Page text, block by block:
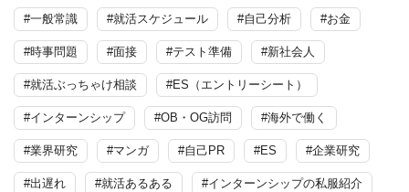
#一般常識 #就活スケジュール #自己分析 #お金
#時事問題 #面接 #テスト準備 #新社会人
#就活ぶっちゃけ相談 #ES（エントリーシート）
#インターンシップ #OB・OG訪問 #海外で働く
#業界研究 #マンガ #自己PR #ES #企業研究
#出遅れ #就活あるある #インターンシップの私服紹介